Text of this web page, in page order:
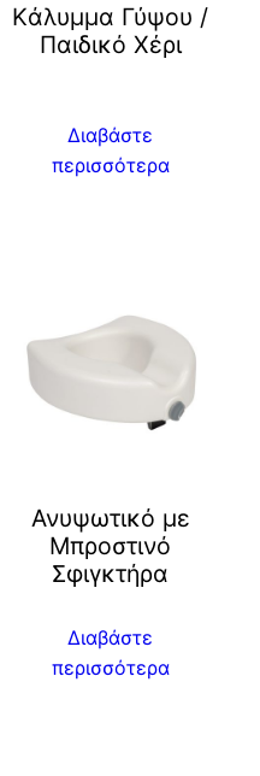
Kάλυμμα Γύψου /
Παιδικό Χέρι
Διαβάστε
περισσότερα
Ανυψωτικό με
Μπροστινό
Σφιγκτήρα
Διαβάστε
περισσότερα